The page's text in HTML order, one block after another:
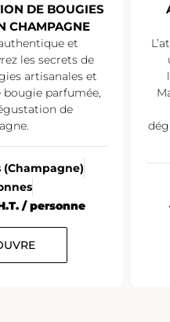
DE BOUGIES
CHAMPAGNE
et
les secrets de
artisanales et
bougie parfumée,
de
(Champagne)
/ personne